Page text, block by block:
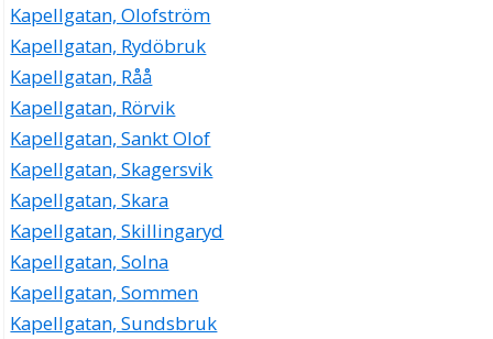
Kapellgatan, Olofström
Kapellgatan, Rydöbruk
Kapellgatan, Råå
Kapellgatan, Rörvik
Kapellgatan, Sankt Olof
Kapellgatan, Skagersvik
Kapellgatan, Skara
Kapellgatan, Skillingaryd
Kapellgatan, Solna
Kapellgatan, Sommen
Kapellgatan, Sundsbruk